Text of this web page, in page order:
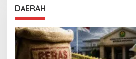
DAERAH